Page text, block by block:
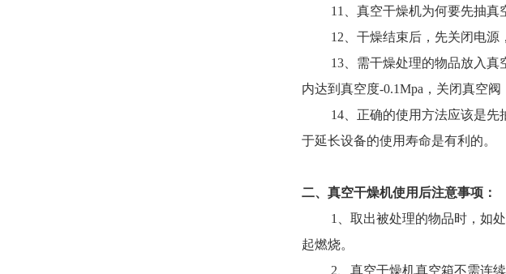
11、真空干燥机为何要先抽真空
12、干燥结束后，先关闭电源，
13、需干燥处理的物品放入真空
内达到真空度-0.1Mpa，关闭真空阀
14、正确的使用方法应该是先抽
于延长设备的使用寿命是有利的。
二、真空干燥机使用后注意事项：
1、取出被处理的物品时，如处
起燃烧。
2、真空干燥机真空箱不需连续